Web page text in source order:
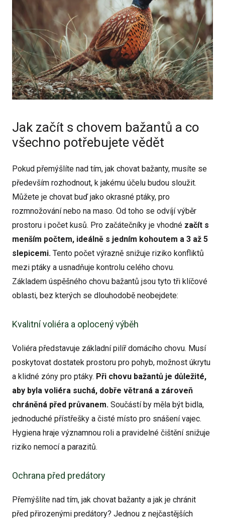
Jak začít s chovem bažantů a co
všechno potřebujete vědět
Pokud přemýšlíte nad tím, jak chovat bažanty, musíte se
především rozhodnout, k jakému účelu budou sloužit.
Můžete je chovat buď jako okrasné ptáky, pro
rozmnožování nebo na maso. Od toho se odvíjí výběr
prostoru i počet kusů. Pro začátečníky je vhodné začít s
menším počtem, ideálně s jedním kohoutem a 3 až 5
slepicemi. Tento počet výrazně snižuje riziko konfliktů
mezi ptáky a usnadňuje kontrolu celého chovu.
Základem úspěšného chovu bažantů jsou tyto tři klíčové
oblasti, bez kterých se dlouhodobě neobejdete:
Kvalitní voliéra a oplocený výběh
Voliéra představuje základní pilíř domácího chovu. Musí
poskytovat dostatek prostoru pro pohyb, možnost úkrytu
a klidné zóny pro ptáky. Při chovu bažantů je důležité,
aby byla voliéra suchá, dobře větraná a zároveň
chráněná před průvanem. Součástí by měla být bidla,
jednoduché přístřešky a čisté místo pro snášení vajec.
Hygiena hraje významnou roli a pravidelné čištění snižuje
riziko nemocí a parazitů.
Ochrana před predátory
Přemýšlíte nad tím, jak chovat bažanty a jak je chránit
před přirozenými predátory? Jednou z nejčastějších